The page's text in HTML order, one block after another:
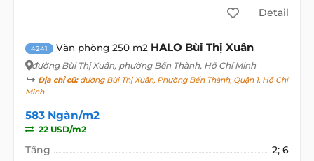
Detail
4241 Văn phòng 250 m2 HALO Bùi Thị Xuân
đường Bùi Thị Xuân, phường Bến Thành, Hồ Chí Minh
Địa chỉ cũ:đường Bùi Thị Xuân, Phường Bến Thành, Quận 1, Hồ Chí
Minh
583 Ngàn/m2
22 USD/m2
Tầng
2; 6